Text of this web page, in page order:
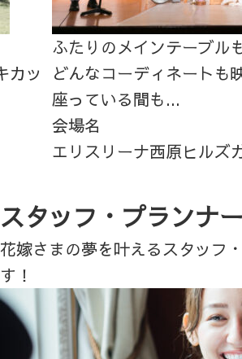
カッ
ふたりのメインテーブル
どんなコーディネートも
座っている間も...
会場名
エリスリーナ西原ヒルズ
スタッフ・プランナ
花嫁さまの夢を叶えるスタッフ
す！